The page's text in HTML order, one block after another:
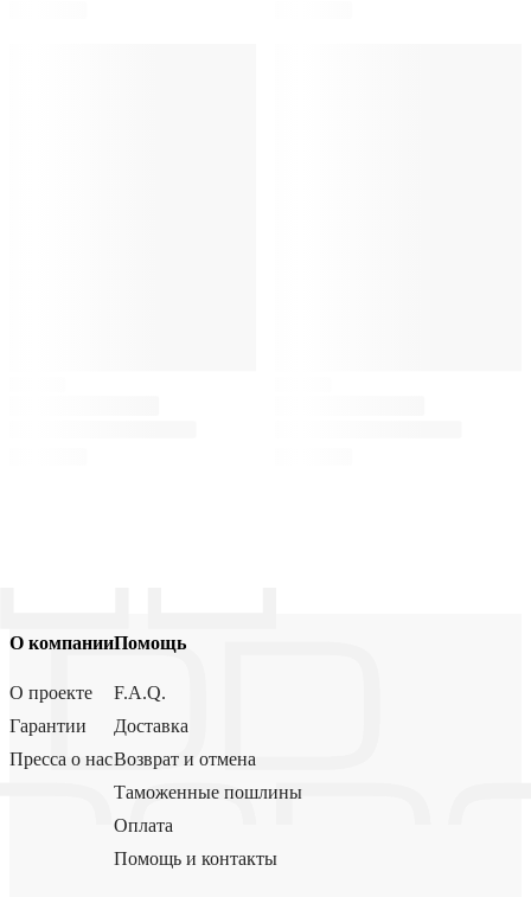
О компании
О проекте
Гарантии
Пресса о нас
Помощь
F.A.Q.
Доставка
Возврат и отмена
Таможенные пошлины
Оплата
Помощь и контакты